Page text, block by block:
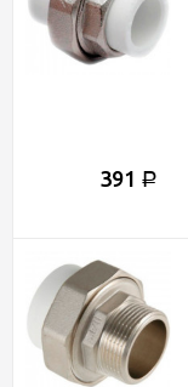
391 Р